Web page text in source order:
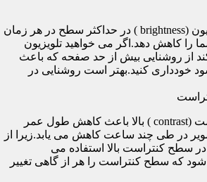
تنظیمات روشنایی تلویزیون (brightness ) در حداکثر سطح در هر زمان
را کاهش دهد.اگر می خواهید تلویزیون
از روشنایی بیش از حد صفحه که باعث
کنید.بهتر است روشنایی در
استفاده از سطح کنتراست (contrast ) بالا باعث کاهش طول عمر
در طی چند ساعت کاهش می یابد.زیرا از
سطح کنتراست بالا استفاده می
شود که سطح کنتراست را هر از گاهی تغییر